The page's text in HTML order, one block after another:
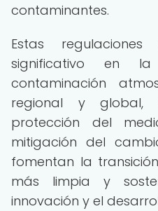
contaminantes.
Estas
significativo en
contaminación
regional y global,
protección del
mitigación del
fomentan la
más limpia y
innovación y el